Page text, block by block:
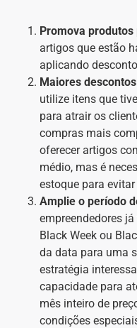
Promova
artigos que estão
aplicando
Maiores
utilize itens que
para atrair os
compras mais
oferecer artigos
médio, mas é
estoque para
Amplie o período
empreendedores
Black Week ou
da data para uma
estratégia
capacidade para
mês inteiro de
condições